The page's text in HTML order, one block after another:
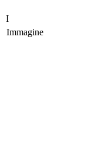
I
Immagine